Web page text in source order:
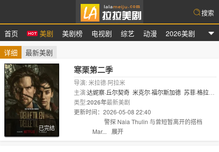
首页 美剧 美剧榜 电视剧 综艺 动漫 2026美剧
搜索
详细 最新美剧
已完结
寒栗第二季
导演: 米拉德·阿拉米
主演:达妮察·丘尔契奇 米克尔·福尔斯加德 苏菲·格拉
宝
类型:2026年最新美剧
更新时间：2026-05-08 22:40
警探 Naia Thulin 与曾短暂离开的搭档
Mar...
展开